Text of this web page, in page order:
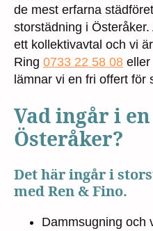
de mest erfarna
storstädning i
ett kollektivavtal och vi
Ring 0733 22 58 08
lämnar vi en fri offert för
Vad ingår i
Österåker?
Det här ingår i
med Ren & Fino.
Dammsugning och